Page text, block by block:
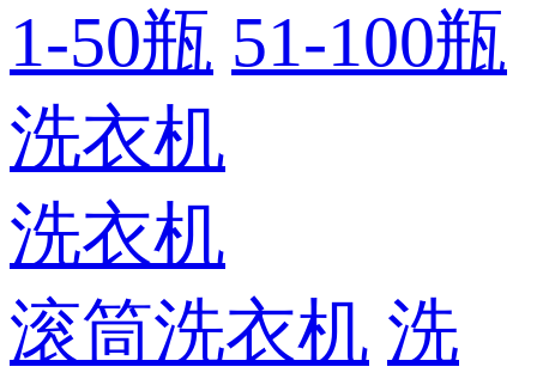
1-50瓶 51-100瓶
洗衣机
洗衣机
滚筒洗衣机 洗